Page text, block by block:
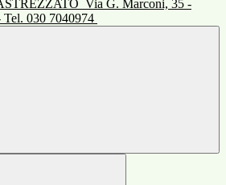
Via G. Marconi, 35 -
Tel. 030 7040974